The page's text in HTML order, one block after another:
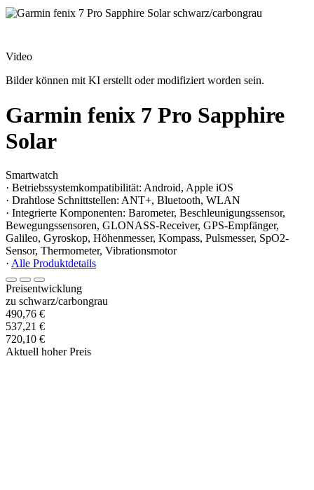
Video
Bilder können mit KI erstellt oder modifiziert worden sein.
Garmin fenix 7 Pro Sapphire
Solar
Smartwatch
· Betriebssystemkompatibilität: Android, Apple iOS
· Drahtlose Schnittstellen: ANT+, Bluetooth, WLAN
· Integrierte Komponenten: Barometer, Beschleunigungssensor,
Bewegungssensoren, GLONASS-Receiver, GPS-Empfänger,
Galileo, Gyroskop, Höhenmesser, Kompass, Pulsmesser, SpO2-
Sensor, Thermometer, Vibrationsmotor
· Alle Produktdetails
Preisentwicklung
zu schwarz/carbongrau
490,76 €
537,21 €
720,10 €
Aktuell hoher Preis